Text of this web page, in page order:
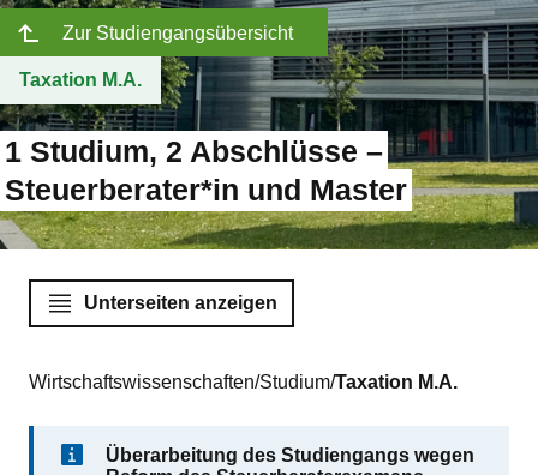
Zur Studiengangsübersicht
Taxation M.A.
1 Studium, 2 Abschlüsse –
Steuerberater*in und Master
Unterseiten anzeigen
Sie befinden sich hier:
Wirtschaftswissenschaften Studium Taxation M.A.
Überarbeitung des Studiengangs wegen